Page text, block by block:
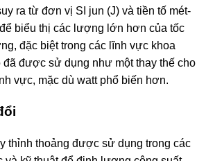
ra từ đơn vị SI jun (J) và tiền tố mét-
biểu thị các lượng lớn hơn của tốc
đặc biệt trong các lĩnh vực khoa
đã được sử dụng như một thay thế cho
vực, mặc dù watt phổ biến hơn.
thỉnh thoảng được sử dụng trong các